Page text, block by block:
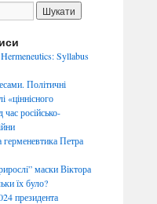
Syllabus
Політичні
«ціннісного
час російсько-
герменевтика Петра
маски Віктора
їх було?
президента